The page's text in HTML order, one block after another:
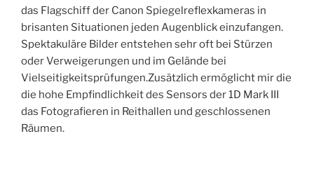
das Flagschiff der Canon Spiegelreflexkameras in
brisanten Situationen jeden Augenblick einzufangen.
Spektakuläre Bilder entstehen sehr oft bei Stürzen
oder Verweigerungen und im Gelände bei
Vielseitigkeitsprüfungen.Zusätzlich ermöglicht mir die
die hohe Empfindlichkeit des Sensors der 1D Mark III
das Fotografieren in Reithallen und geschlossenen
Räumen.